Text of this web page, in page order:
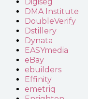
DMA Institute
DoubleVerify
Dstillery
Dynata
EASYmedia
eBay
ebuilders
Effinity
emetriq